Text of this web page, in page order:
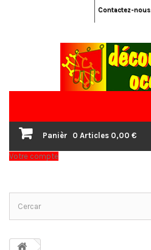
Contactez-nous
Panièr 0 Articles 0,00 €
Votre compte